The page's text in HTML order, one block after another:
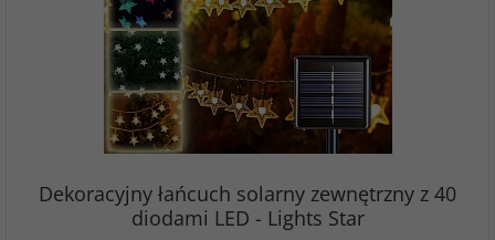
Dekoracyjny łańcuch solarny zewnętrzny z 40
diodami LED - Lights Star